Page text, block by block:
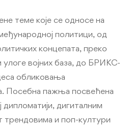
теме које се односе на
политици, од
концепата, преко
улоге војних база, до БРИКС-
обликовања
Посебна пажња посвећена
дипломатији, дигиталним
и поп-култури